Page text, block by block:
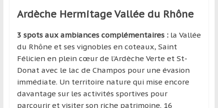
Ardèche Hermitage Vallée du Rhône
3 spots aux ambiances complémentaires :la Vallée
du Rhône et ses vignobles en coteaux, Saint
Félicien en plein cœur de l’Ardèche Verte et St-
Donat avec le lac de Champos pour une évasion
immédiate. Un territoire nature qui mise encore
davantage sur les activités sportives pour
parcourir et visiter son riche patrimoine. 16